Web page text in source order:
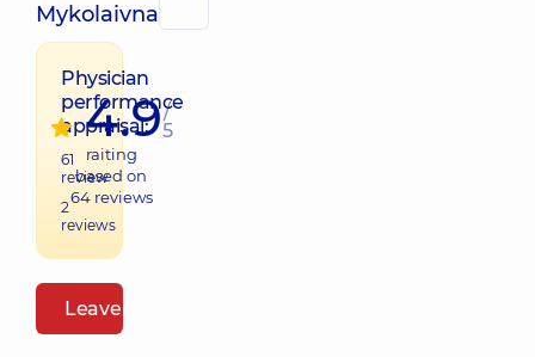
Mykolaivna
Physician
performance
appraisal:
61
review
2
reviews
4.9/
5
raiting
based on
64reviews
Leave a review